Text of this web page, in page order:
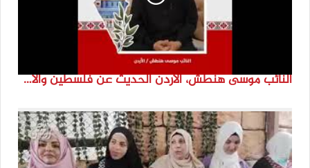
النائب موسى هنطش، الأردن الحديث عن فلسطين والاقصى هو عنصر تحدي من تحديات الأُمة في تاريخها الطويل. #انتماء2022